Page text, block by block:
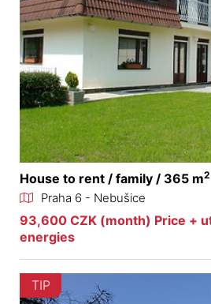
House to rent / family / 365 m2
Praha 6 - Nebušice
93,600 CZK (month) Price +
energies
TIP